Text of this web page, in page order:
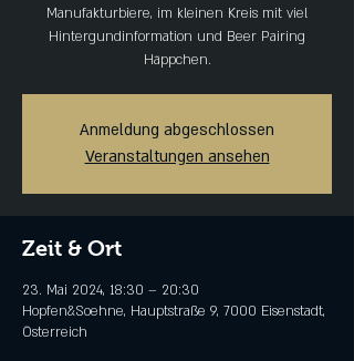
Manufakturbiere, im kleinen Kreis mit viel
Hintergundinformation und Beer Pairing
Häppchen.
Anmeldung abgeschlossen
Veranstaltungen ansehen
Zeit & Ort
23. Mai 2024, 18:30 – 20:30
Hopfen&Soehne, Hauptstraße 9, 7000 Eisenstadt,
Österreich